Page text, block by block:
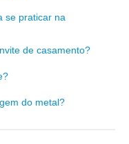
se praticar na
de casamento?
do metal?